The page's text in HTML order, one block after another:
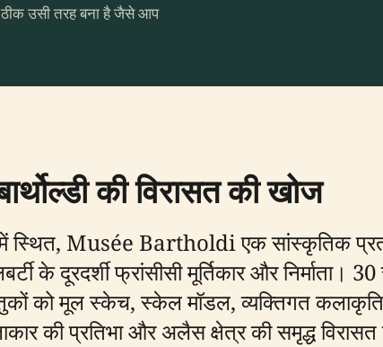
ठीक उसी तरह बना है जैसे आप
की विरासत की खोज
स्थित, Musée Bartholdi एक सांस्कृतिक
के दूरदर्शी फ्रांसीसी मूर्तिकार और निर्माता।
को मूल स्केच, स्केल मॉडल, व्यक्तिगत
की प्रतिभा और अलैस क्षेत्र की समृद्ध विरासत